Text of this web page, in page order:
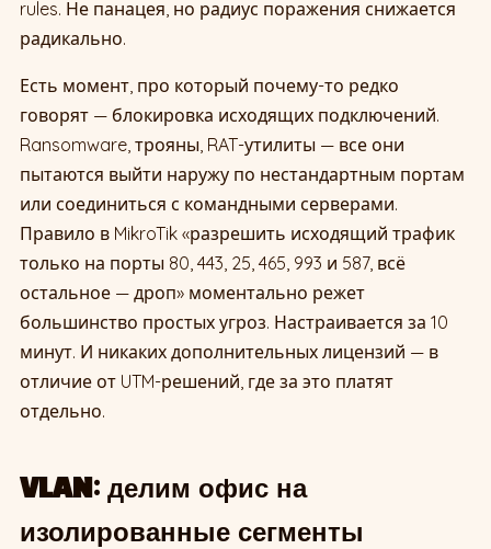
rules. Не панацея, но радиус поражения снижается
радикально.
Есть момент, про который почему-то редко
говорят — блокировка исходящих подключений.
Ransomware, трояны, RAT-утилиты — все они
пытаются выйти наружу по нестандартным портам
или соединиться с командными серверами.
Правило в MikroTik «разрешить исходящий трафик
только на порты 80, 443, 25, 465, 993 и 587, всё
остальное — дроп» моментально режет
большинство простых угроз. Настраивается за 10
минут. И никаких дополнительных лицензий — в
отличие от UTM-решений, где за это платят
отдельно.
VLAN: делим офис на
изолированные сегменты